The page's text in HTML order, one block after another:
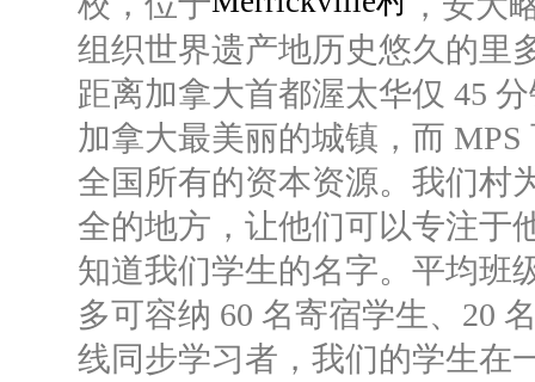
组织世界遗产地历史悠久的里
距离加拿大首都渥太华仅 45
加拿大最美丽的城镇，而
全国所有的资本资源。 我们村
全的地方，让他们可以专注于
知道我们学生的名字。 平均班
多可容纳 60 名寄宿学生、20
线同步学习者，我们的学生在